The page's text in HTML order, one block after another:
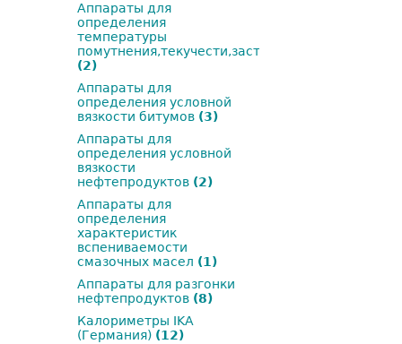
Аппараты для
определения
температуры
помутнения,текучести,застывания
(2)
Аппараты для
определения условной
вязкости битумов (3)
Аппараты для
определения условной
вязкости
нефтепродуктов (2)
Аппараты для
определения
характеристик
вспениваемости
смазочных масел (1)
Аппараты для разгонки
нефтепродуктов (8)
Калориметры IKA
(Германия) (12)